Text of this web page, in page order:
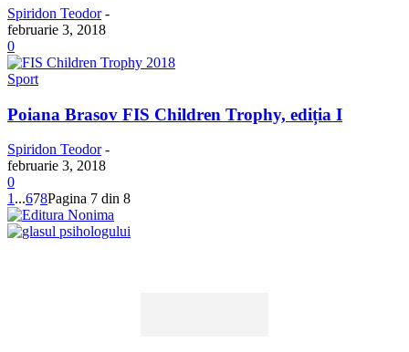
Spiridon Teodor -
februarie 3, 2018
0
Sport
Poiana Brasov FIS Children Trophy, ediția I
Spiridon Teodor -
februarie 3, 2018
0
1 ...678Pagina 7 din 8